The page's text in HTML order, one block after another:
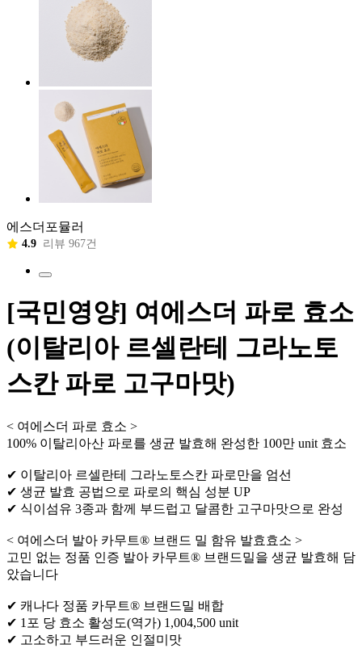
에스더포뮬러
4.9 리뷰 967건
[국민영양] 여에스더 파로 효소
(이탈리아 르셀란테 그라노토
스칸 파로 고구마맛)
< 여에스더 파로 효소 >
100% 이탈리아산 파로를 생균 발효해 완성한 100만 unit 효소
✔ 이탈리아 르셀란테 그라노토스칸 파로만을 엄선
✔ 생균 발효 공법으로 파로의 핵심 성분 UP
✔ 식이섬유 3종과 함께 부드럽고 달콤한 고구마맛으로 완성
< 여에스더 발아 카무트® 브랜드 밀 함유 발효효소 >
고민 없는 정품 인증 발아 카무트® 브랜드밀을 생균 발효해 담
았습니다
✔ 캐나다 정품 카무트® 브랜드밀 배합
✔ 1포 당 효소 활성도(역가) 1,004,500 unit
✔ 고소하고 부드러운 인절미맛